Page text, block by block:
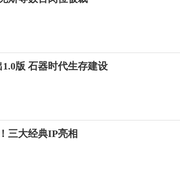
1.0版 石器时代生存建设
三大经典IP亮相